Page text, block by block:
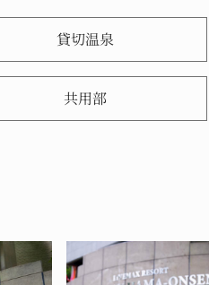
貸切温泉
共用部